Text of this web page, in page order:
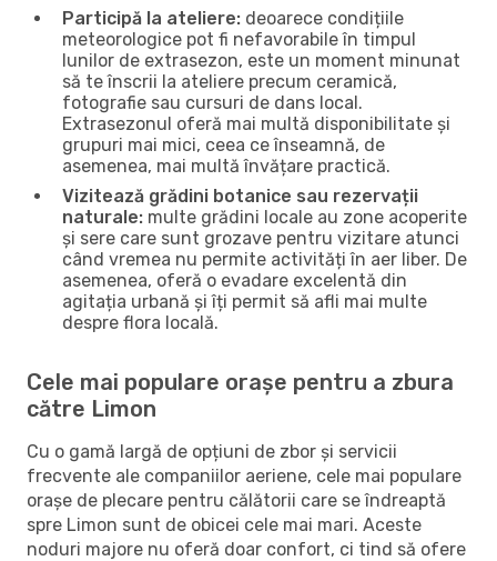
Participă la ateliere: deoarece condițiile
meteorologice pot fi nefavorabile în timpul
lunilor de extrasezon, este un moment minunat
să te înscrii la ateliere precum ceramică,
fotografie sau cursuri de dans local.
Extrasezonul oferă mai multă disponibilitate și
grupuri mai mici, ceea ce înseamnă, de
asemenea, mai multă învățare practică.
Vizitează grădini botanice sau rezervații
naturale: multe grădini locale au zone acoperite
și sere care sunt grozave pentru vizitare atunci
când vremea nu permite activități în aer liber. De
asemenea, oferă o evadare excelentă din
agitația urbană și îți permit să afli mai multe
despre flora locală.
Cele mai populare orașe pentru a zbura
către Limon
Cu o gamă largă de opțiuni de zbor și servicii
frecvente ale companiilor aeriene, cele mai populare
orașe de plecare pentru călătorii care se îndreaptă
spre Limon sunt de obicei cele mai mari. Aceste
noduri majore nu oferă doar confort, ci tind să ofere